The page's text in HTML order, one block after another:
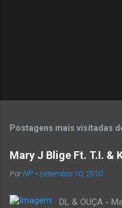
Postagens mais visitadas
Mary J Blige Ft. T.I. &
PorNP -setembro 10, 2010
DL & OUÇA -